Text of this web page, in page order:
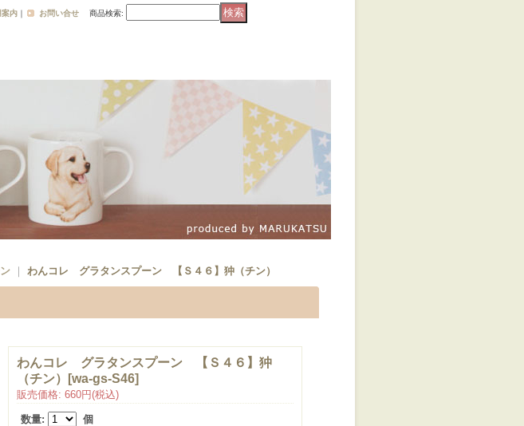
案内 ｜ お問い合せ 商品検索:
わんコレ グラタンスプーン 【Ｓ４６】狆（チン）
わんコレ グラタンスプーン 【Ｓ４６】狆
（チン）
[wa-gs-S46]
販売価格: 660円(税込)
数量: 個